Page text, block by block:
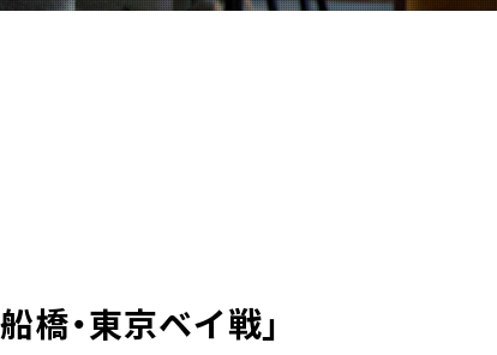
・東京ベイ戦」